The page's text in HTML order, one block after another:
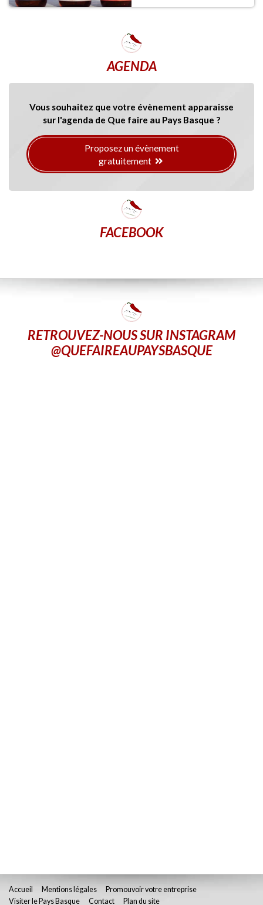
AGENDA
Vous souhaitez que votre évènement apparaisse
sur l'agenda de Que faire au Pays Basque ?
Proposez un évènement
gratuitement
FACEBOOK
RETROUVEZ-NOUS SUR INSTAGRAM
@QUEFAIREAUPAYSBASQUE
Accueil Mentions légales
Promouvoir votre entreprise
Visiter le Pays Basque
Contact Plan du site